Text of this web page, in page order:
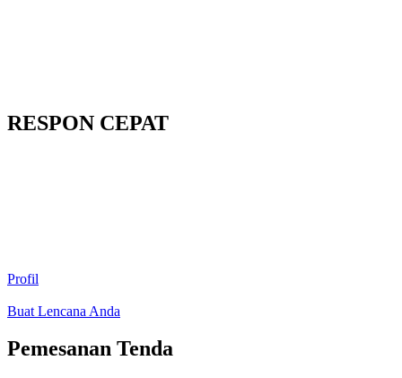
RESPON CEPAT
Profil
Buat Lencana Anda
Pemesanan Tenda